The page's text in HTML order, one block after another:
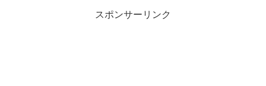
スポンサーリンク